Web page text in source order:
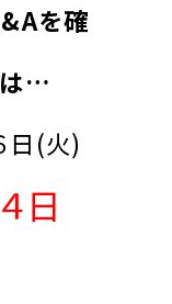
を確
は…
日(火)
日